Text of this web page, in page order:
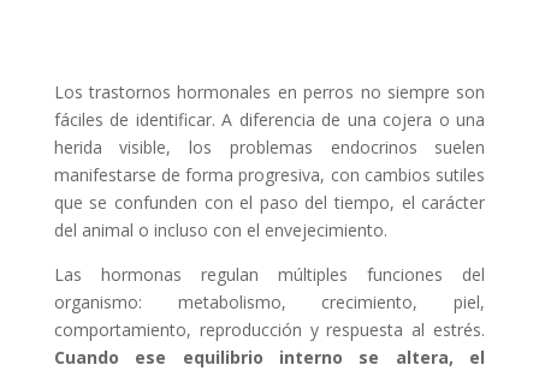
Los trastornos hormonales en perros no siempre son
fáciles de identificar. A diferencia de una cojera o una
herida visible, los problemas endocrinos suelen
manifestarse de forma progresiva, con cambios sutiles
que se confunden con el paso del tiempo, el carácter
del animal o incluso con el envejecimiento.
Las hormonas regulan múltiples funciones del
organismo: metabolismo, crecimiento, piel,
comportamiento, reproducción y respuesta al estrés.
Cuando ese equilibrio interno se altera, el